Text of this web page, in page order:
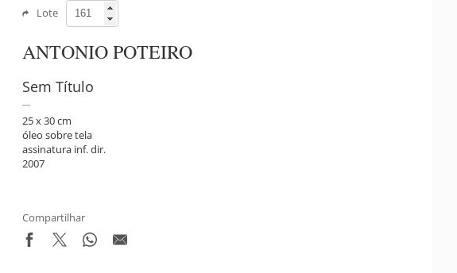
Lote
ANTONIO POTEIRO
Sem Título
25 x 30 cm
óleo sobre tela
assinatura inf. dir.
2007
Compartilhar